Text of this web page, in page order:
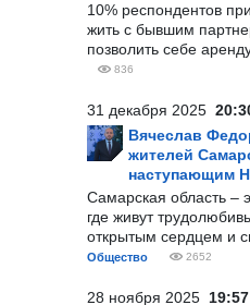
10% респондентов
жить с бывшим
позволить себе
836
31 декабря 2025
Вячеслав
жителей
наступающим
Самарская область –
где живут
открытым сердцем и
Общество 2652
28 ноября 2025 19:57